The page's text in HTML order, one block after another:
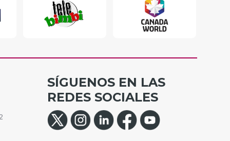
SÍGUENOS EN LAS
REDES SOCIALES